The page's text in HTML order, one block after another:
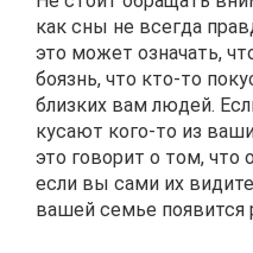
как сны не всегда
это может означать,
боязнь, что кто-то
близких вам людей.
кусают кого-то из
это говорит о том,
если вы сами их
вашей семье появится